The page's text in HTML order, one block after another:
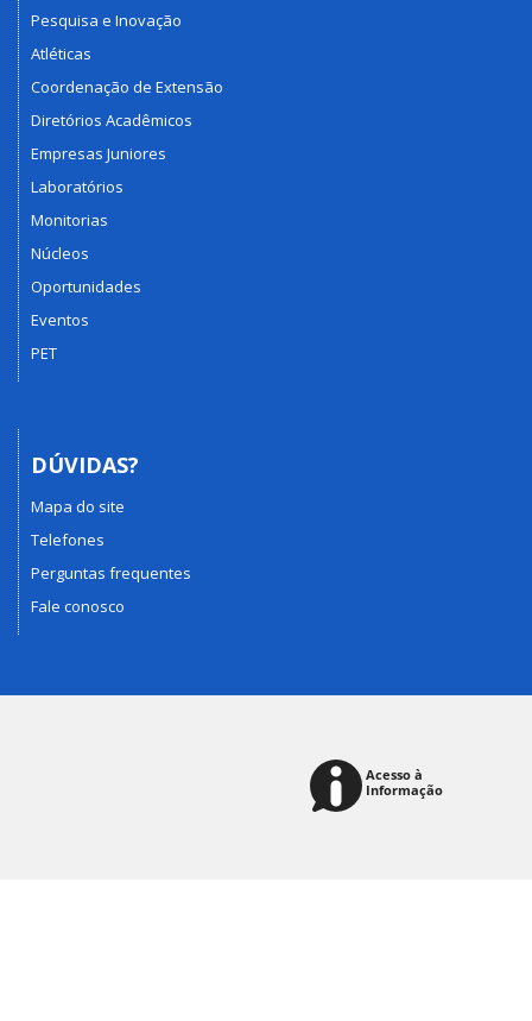
Pesquisa e Inovação
Atléticas
Coordenação de Extensão
Diretórios Acadêmicos
Empresas Juniores
Laboratórios
Monitorias
Núcleos
Oportunidades
Eventos
PET
DÚVIDAS?
Mapa do site
Telefones
Perguntas frequentes
Fale conosco